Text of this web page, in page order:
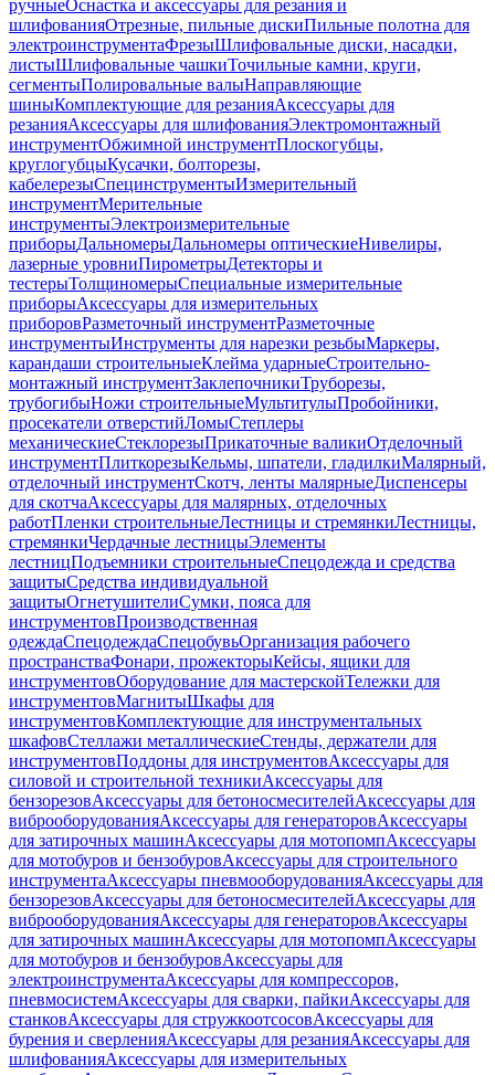
ручныеОснастка и аксессуары для резания и
шлифованияОтрезные, пильные дискиПильные полотна для
электроинструментаФрезыШлифовальные диски, насадки,
листыШлифовальные чашкиТочильные камни, круги,
сегментыПолировальные валыНаправляющие
шиныКомплектующие для резанияАксессуары для
резанияАксессуары для шлифованияЭлектромонтажный
инструментОбжимной инструментПлоскогубцы,
круглогубцыКусачки, болторезы,
кабелерезыСпецинструментыИзмерительный
инструментМерительные
инструментыЭлектроизмерительные
приборыДальномерыДальномеры оптическиеНивелиры,
лазерные уровниПирометрыДетекторы и
тестерыТолщиномерыСпециальные измерительные
приборыАксессуары для измерительных
приборовРазметочный инструментРазметочные
инструментыИнструменты для нарезки резьбыМаркеры,
карандаши строительныеКлейма ударныеСтроительно-
монтажный инструментЗаклепочникиТруборезы,
трубогибыНожи строительныеМультитулыПробойники,
просекатели отверстийЛомыСтеплеры
механическиеСтеклорезыПрикаточные валикиОтделочный
инструментПлиткорезыКельмы, шпатели, гладилкиМалярный,
отделочный инструментСкотч, ленты малярныеДиспенсеры
для скотчаАксессуары для малярных, отделочных
работПленки строительныеЛестницы и стремянкиЛестницы,
стремянкиЧердачные лестницыЭлементы
лестницПодъемники строительныеСпецодежда и средства
защитыСредства индивидуальной
защитыОгнетушителиСумки, пояса для
инструментовПроизводственная
одеждаСпецодеждаСпецобувьОрганизация рабочего
пространстваФонари, прожекторыКейсы, ящики для
инструментовОборудование для мастерскойТележки для
инструментовМагнитыШкафы для
инструментовКомплектующие для инструментальных
шкафовСтеллажи металлическиеСтенды, держатели для
инструментовПоддоны для инструментовАксессуары для
силовой и строительной техникиАксессуары для
бензорезовАксессуары для бетоносмесителейАксессуары для
виброоборудованияАксессуары для генераторовАксессуары
для затирочных машинАксессуары для мотопомпАксессуары
для мотобуров и бензобуровАксессуары для строительного
инструментаАксессуары пневмооборудованияАксессуары для
бензорезовАксессуары для бетоносмесителейАксессуары для
виброоборудованияАксессуары для генераторовАксессуары
для затирочных машинАксессуары для мотопомпАксессуары
для мотобуров и бензобуровАксессуары для
электроинструментаАксессуары для компрессоров,
пневмосистемАксессуары для сварки, пайкиАксессуары для
станковАксессуары для стружкоотсосовАксессуары для
бурения и сверленияАксессуары для резанияАксессуары для
шлифованияАксессуары для измерительных